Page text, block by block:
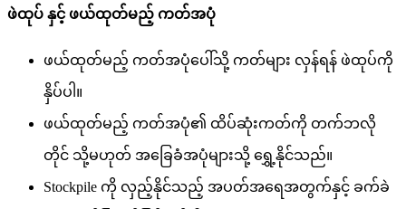
ဖဲထုပ် နှင့် ဖယ်ထုတ်မည့် ကတ်အပုံ
ဖယ်ထုတ်မည့် ကတ်အပုံပေါ်သို့ ကတ်များ လှန်ရန် ဖဲထုပ်ကို
နှိပ်ပါ။
ဖယ်ထုတ်မည့် ကတ်အပုံ၏ ထိပ်ဆုံးကတ်ကို တက်ဘလို
တိုင် သို့မဟုတ် အခြေခံအပုံများသို့ ရွှေ့နိုင်သည်။
Stockpile ကို လှည့်နိုင်သည့် အပတ်အရေအတွက်နှင့် ခက်ခဲ